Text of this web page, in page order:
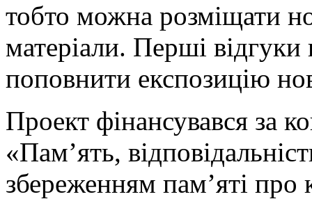
тобто можна розміщати
матеріали. Перші
поповнити експозицію
Проект фінансувався за
«Пам’ять,
збереженням пам’яті